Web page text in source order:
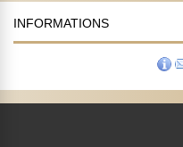
INFORMATIONS